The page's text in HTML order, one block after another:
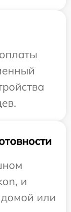
и
домой или